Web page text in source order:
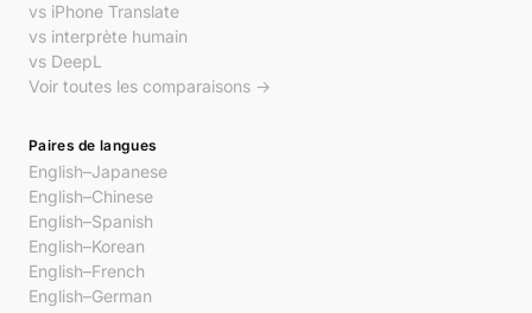
vs iPhone Translate
vs interprète humain
vs DeepL
Voir toutes les comparaisons →
Paires de langues
English–Japanese
English–Chinese
English–Spanish
English–Korean
English–French
English–German